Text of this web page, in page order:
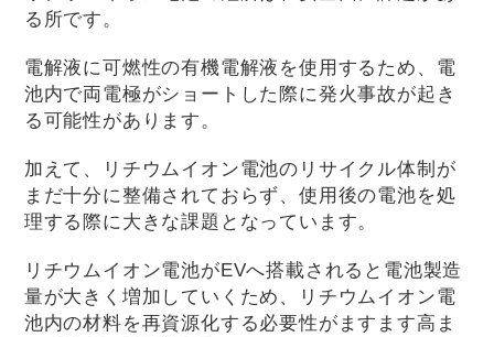
る所です。
電解液に可燃性の有機電解液を使用するため、電
池内で両電極がショートした際に発火事故が起き
る可能性があります。
加えて、リチウムイオン電池のリサイクル体制が
まだ十分に整備されておらず、使用後の電池を処
理する際に大きな課題となっています。
リチウムイオン電池がEVへ搭載されると電池製造
量が大きく増加していくため、リチウムイオン電
池内の材料を再資源化する必要性がますます高ま